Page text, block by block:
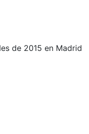
de 2015 en Madrid